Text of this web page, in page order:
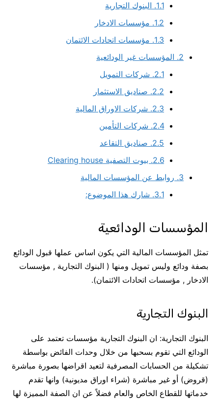
1.1. البنوك التجارية
1.2. مؤسسات الادخار
1.3. مؤسسات اتحادات الائتمان
2. المؤسسات غير الودائعية
2.1. شركات التمويل
2.2. صناديق الاستثمار
2.3. شركات الاوراق المالية
2.4. شركات التأمين
2.5. صناديق التقاعد
2.6. بيوت التصفية Clearing house
3. روابط عن المؤسسات المالية
3.1. شارك هذا الموضوع:
المؤسسات الودائعية
تمثل المؤسسات المالية التي يكون اساس عملها قبول الودائع
بصفة ودائع وليس تمويل ومنها ( البنوك التجارية , مؤسسات
الادخار , مؤسسات اتحادات الائتمان).
البنوك التجارية
البنوك التجارية: ان البنوك التجارية مؤسسات تعتمد على
الودائع التي تقوم بسحبها من خلال وحدات الفائض بواسطة
تشكيلة من الحسابات المصرفية لتعيد اقراضها بصورة مباشرة
(قروض) أو غير مباشرة (شراء اوراق مديونية) وانها تقدم
خدماتها للقطاع الخاص والعام فضلاً عن ان الصفة المميزة لها